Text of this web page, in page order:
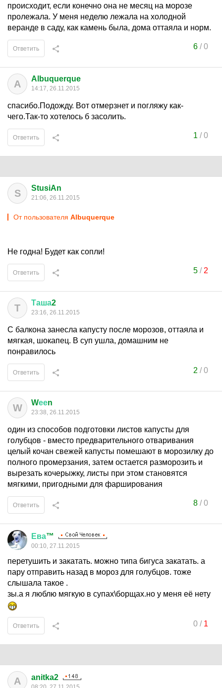
происходит, если конечно она не месяц на морозе
пролежала. У меня неделю лежала на холодной
веранде в саду, как камень была, дома оттаяла и норм.
6/0
Ответить
A Albuquerque
14:17, 26.11.2015
спасибо.Подожду. Вот отмерзнет и погляжу как-
чего.Так-то хотелось б засолить.
1 /0
Ответить
S StusiAn
21:06, 26.11.2015
От пользователя Albuquerque
Не годна! Будет как сопли!
5/ 2
Ответить
Т Таша2
23:16, 26.11.2015
С балкона занесла капусту после морозов, оттаяла и
мягкая, шокапец. В суп ушла, домашним не
понравилось
2 /0
Ответить
W Wееn
23:38, 26.11.2015
один из способов подготовки листов капусты для
голубцов - вместо предварительного отваривания
целый кочан свежей капусты помешают в морозилку до
полного промерзания, затем остается разморозить и
вырезать кочерыжку, листы при этом становятся
мягкими, пригодными для фарширования
8/0
Ответить
Ева™
00:10, 27.11.2015
перетушить и закатать. можно типа бигуса закатать. а
пару отправить назад в мороз для голубцов. тоже
слышала такое .
зы.а я люблю мягкую в супах\борщах.но у меня её нету
0/ 1
Ответить
A anitka2